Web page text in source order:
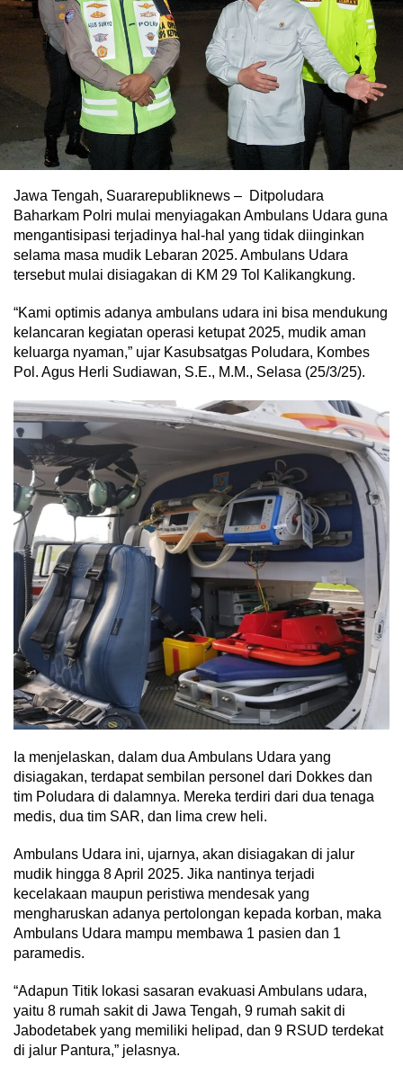
Jawa Tengah, Suararepubliknews – Ditpoludara
Baharkam Polri mulai menyiagakan Ambulans Udara guna
mengantisipasi terjadinya hal-hal yang tidak diinginkan
selama masa mudik Lebaran 2025. Ambulans Udara
tersebut mulai disiagakan di KM 29 Tol Kalikangkung.
“Kami optimis adanya ambulans udara ini bisa mendukung
kelancaran kegiatan operasi ketupat 2025, mudik aman
keluarga nyaman,” ujar Kasubsatgas Poludara, Kombes
Pol. Agus Herli Sudiawan, S.E., M.M., Selasa (25/3/25).
Ia menjelaskan, dalam dua Ambulans Udara yang
disiagakan, terdapat sembilan personel dari Dokkes dan
tim Poludara di dalamnya. Mereka terdiri dari dua tenaga
medis, dua tim SAR, dan lima crew heli.
Ambulans Udara ini, ujarnya, akan disiagakan di jalur
mudik hingga 8 April 2025. Jika nantinya terjadi
kecelakaan maupun peristiwa mendesak yang
mengharuskan adanya pertolongan kepada korban, maka
Ambulans Udara mampu membawa 1 pasien dan 1
paramedis.
“Adapun Titik lokasi sasaran evakuasi Ambulans udara,
yaitu 8 rumah sakit di Jawa Tengah, 9 rumah sakit di
Jabodetabek yang memiliki helipad, dan 9 RSUD terdekat
di jalur Pantura,” jelasnya.